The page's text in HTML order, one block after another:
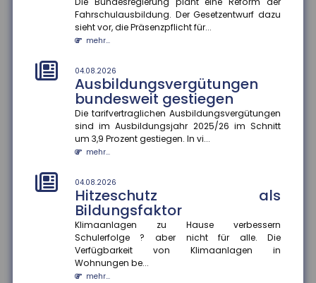
Fahrschulausbildung. Der Gesetzentwurf dazu
sieht vor, die Präsenzpflicht für...
mehr...
04.08.2026
Ausbildungsvergütungen
bundesweit gestiegen
Die tarifvertraglichen Ausbildungsvergütungen
sind im Ausbildungsjahr 2025/26 im Schnitt
um 3,9 Prozent gestiegen. In vi...
mehr...
04.08.2026
Hitzeschutz als
Bildungsfaktor
Klimaanlagen zu Hause verbessern
Schulerfolge ? aber nicht für alle. Die
Verfügbarkeit von Klimaanlagen in
Wohnungen be...
mehr...
Die durchschnittlichen Rentenzahlbeträge bei neu
zugegangenen Altersrenten betrugen 2025 für
Männer 1.415 Euro und für F...
mehr...
04.08.2026
Wirtschaftliche Lage der KMU:
Umsatz und Gewinn steigen,
Investitionen bleiben zurück
Die wirtschaftliche Situation kleiner und mittlerer
Unternehmen hat sich im zweiten Quartal 2026
deutlich verbessert. In...
04.08.2026
Kommunale Wärmeplanung:
Die Hälfte der Bevölkerung lebt
in Gemeinden mit
abgeschlossenem Konzept
Die kommunale Wärmeplanung schreitet in